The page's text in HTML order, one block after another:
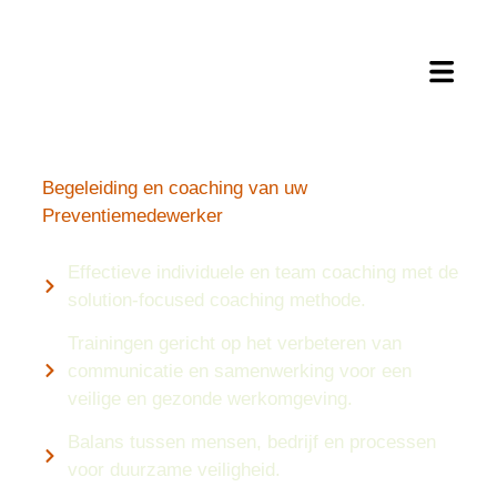
Begeleiding en coaching van uw
Preventiemedewerker
Effectieve individuele en team coaching met de
solution-focused coaching methode.
Trainingen gericht op het verbeteren van
communicatie en samenwerking voor een
veilige en gezonde werkomgeving.
Balans tussen mensen, bedrijf en processen
voor duurzame veiligheid.